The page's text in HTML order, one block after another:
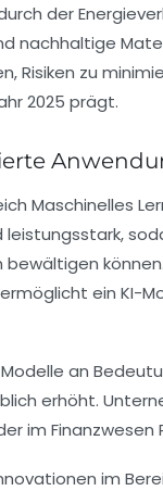
der
nachhaltige
Risiken zu
2025 prägt.
Maschinelles
ein KI-
an
erhöht.
im
im